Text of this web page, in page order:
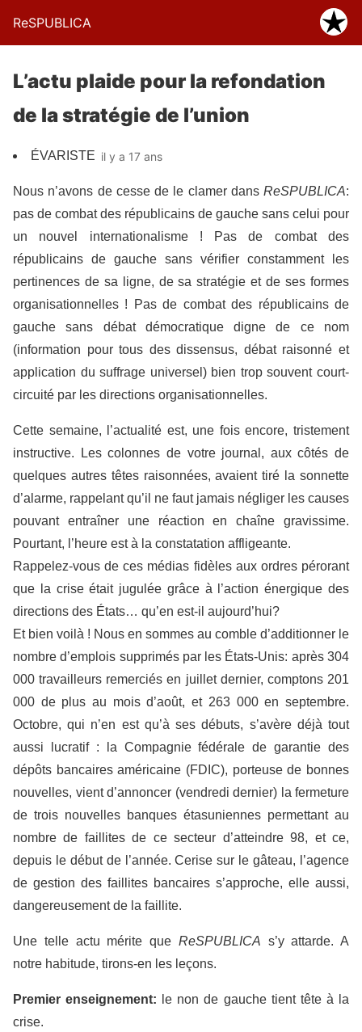
ReSPUBLICA
L’actu plaide pour la refondation
de la stratégie de l’union
ÉVARISTE il y a 17 ans
Nous n’avons de cesse de le clamer dans ReSPUBLICA:
pas de combat des républicains de gauche sans celui pour
un nouvel internationalisme ! Pas de combat des
républicains de gauche sans vérifier constamment les
pertinences de sa ligne, de sa stratégie et de ses formes
organisationnelles ! Pas de combat des républicains de
gauche sans débat démocratique digne de ce nom
(information pour tous des dissensus, débat raisonné et
application du suffrage universel) bien trop souvent court-
circuité par les directions organisationnelles.
Cette semaine, l’actualité est, une fois encore, tristement
instructive. Les colonnes de votre journal, aux côtés de
quelques autres têtes raisonnées, avaient tiré la sonnette
d’alarme, rappelant qu’il ne faut jamais négliger les causes
pouvant entraîner une réaction en chaîne gravissime.
Pourtant, l’heure est à la constatation affligeante.
Rappelez-vous de ces médias fidèles aux ordres pérorant
que la crise était jugulée grâce à l’action énergique des
directions des États… qu’en est-il aujourd’hui?
Et bien voilà ! Nous en sommes au comble d’additionner le
nombre d’emplois supprimés par les États-Unis: après 304
000 travailleurs remerciés en juillet dernier, comptons 201
000 de plus au mois d’août, et 263 000 en septembre.
Octobre, qui n’en est qu’à ses débuts, s’avère déjà tout
aussi lucratif : la Compagnie fédérale de garantie des
dépôts bancaires américaine (FDIC), porteuse de bonnes
nouvelles, vient d’annoncer (vendredi dernier) la fermeture
de trois nouvelles banques étasuniennes permettant au
nombre de faillites de ce secteur d’atteindre 98, et ce,
depuis le début de l’année. Cerise sur le gâteau, l’agence
de gestion des faillites bancaires s’approche, elle aussi,
dangereusement de la faillite.
Une telle actu mérite que ReSPUBLICA s’y attarde. A
notre habitude, tirons-en les leçons.
Premier enseignement: le non de gauche tient tête à la
crise.